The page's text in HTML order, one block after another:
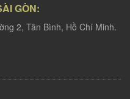
GÒN:
2, Tân Bình, Hồ Chí Minh.